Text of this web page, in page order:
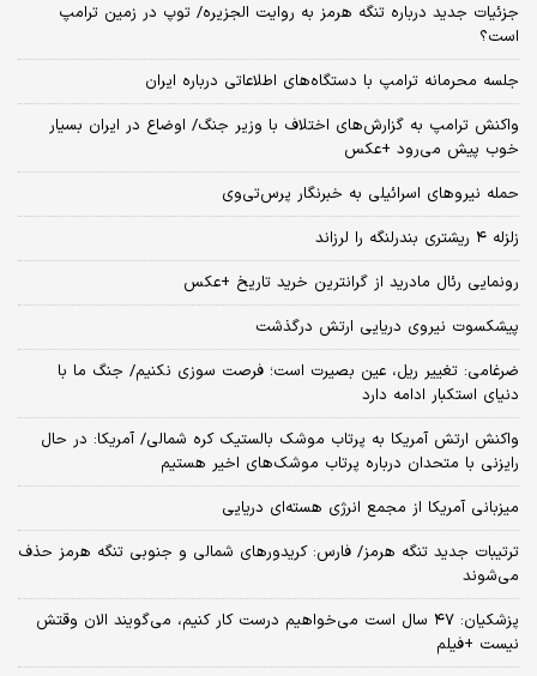
جزئیات جدید درباره تنگه هرمز به روایت الجزیره/ توپ در زمین ترامپ
است؟
جلسه محرمانه ترامپ با دستگاه‌های اطلاعاتی درباره ایران
واکنش ترامپ به گزارش‌های اختلاف با وزیر جنگ/ اوضاع در ایران بسیار
خوب پیش می‌رود +عکس
حمله نیروهای اسرائیلی به خبرنگار پرس‌تی‌وی
زلزله ۴ ریشتری بندرلنگه را لرزاند
رونمایی رئال مادرید از گرانترین خرید تاریخ +عکس
پیشکسوت نیروی دریایی ارتش درگذشت
ضرغامی: تغییر ریل، عین بصیرت است؛ فرصت سوزی نکنیم/ جنگ ما با
دنیای استکبار ادامه دارد
واکنش ارتش آمریکا به پرتاب موشک بالستیک کره شمالی/ آمریکا: در حال
رایزنی با متحدان درباره پرتاب موشک‌های اخیر هستیم
میزبانی آمریکا از مجمع انرژی هسته‌ای دریایی
ترتیبات جدید تنگه هرمز/ فارس: کریدورهای شمالی و جنوبی تنگه هرمز حذف
می‌شوند
پزشکیان: ۴۷ سال است می‌خواهیم درست کار کنیم، می‌گویند الان وقتش
نیست +فیلم